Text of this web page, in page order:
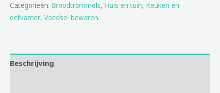
Categorieën: Broodtrommels, Huis en tuin, Keuken en
eetkamer, Voedsel bewaren
Beschrijving